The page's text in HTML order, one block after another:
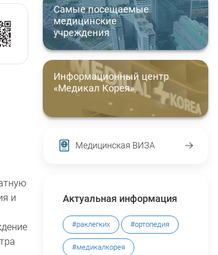
и
Самые посещаемые
медицинские
учреждения
Информационный центр
«Медикал Корея»
Медицинская ВИЗА
Актуальная информация
#раклегких #ортопедия
#медикалкорея